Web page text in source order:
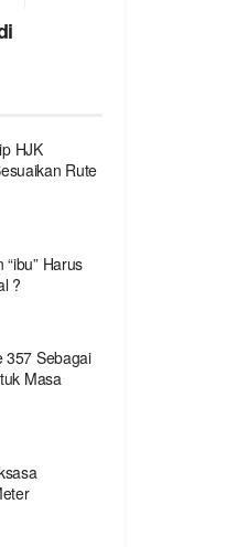
HJK
Rute
“ibu” Harus
?
357 Sebagai
Masa